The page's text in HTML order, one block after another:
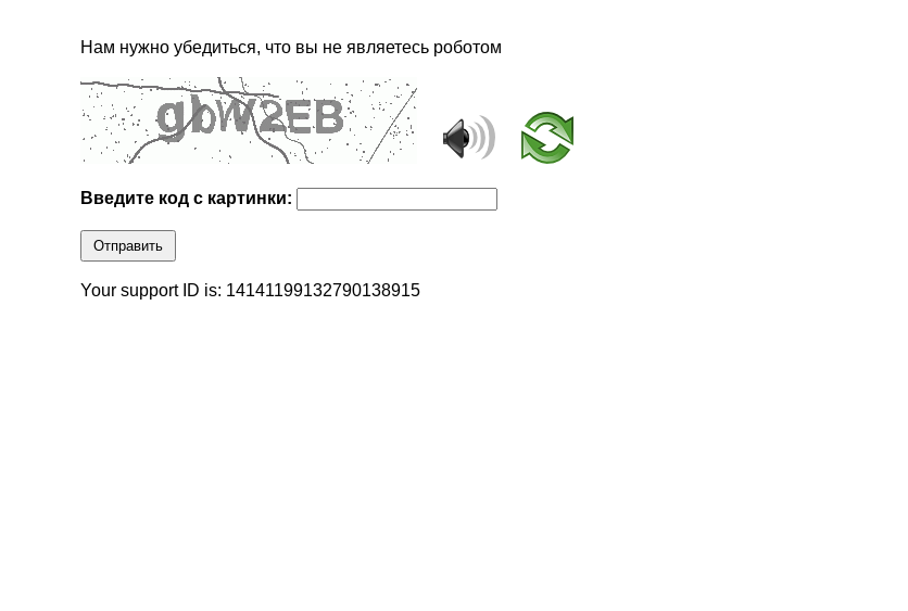
Нам нужно убедиться, что вы не являетесь роботом
Введите код с картинки:
Отправить
Your support ID is: 14141199132790138915